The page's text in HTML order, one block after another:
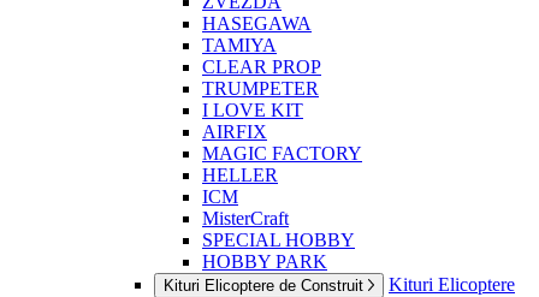
HASEGAWA
TAMIYA
CLEAR PROP
TRUMPETER
I LOVE KIT
AIRFIX
MAGIC FACTORY
HELLER
ICM
MisterCraft
SPECIAL HOBBY
HOBBY PARK
Kituri Elicoptere de Construit
Kituri Elicoptere